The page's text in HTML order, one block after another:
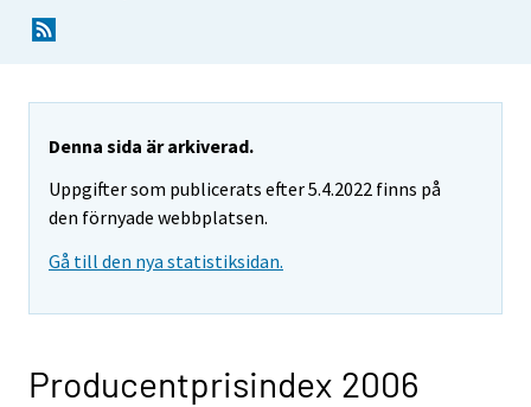
Denna sida är arkiverad.
Uppgifter som publicerats efter 5.4.2022 finns på
den förnyade webbplatsen.
Gå till den nya statistiksidan.
Producentprisindex 2006